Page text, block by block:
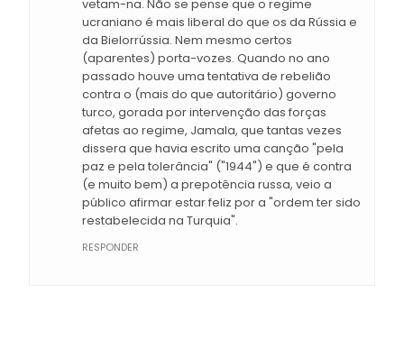
vetam-na. Não se pense que o regime
ucraniano é mais liberal do que os da Rússia e
da Bielorrússia. Nem mesmo certos
(aparentes) porta-vozes. Quando no ano
passado houve uma tentativa de rebelião
contra o (mais do que autoritário) governo
turco, gorada por intervenção das forças
afetas ao regime, Jamala, que tantas vezes
dissera que havia escrito uma canção "pela
paz e pela tolerância" ("1944") e que é contra
(e muito bem) a prepotência russa, veio a
público afirmar estar feliz por a "ordem ter sido
restabelecida na Turquia".
RESPONDER